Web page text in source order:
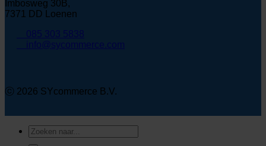
Imbosweg 30B,
7371 DD Loenen
085 303 5838
info@sycommerce.com
ⓒ 2026 SYcommerce B.V.
Zoeken
naar: